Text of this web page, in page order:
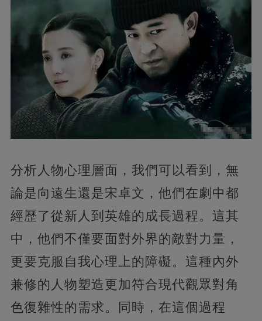
分析人物心理層面，我們可以看到，無
論是向遠生還是宋卓文，他們在劇中都
經歷了從新人到英雄的成長過程。這其
中，他們不僅要面對外界的敵對力量，
更要克服自我心理上的障礙。這種內外
兼修的人物塑造更加符合現代觀眾對角
色復雜性的需求。同時，在這個過程